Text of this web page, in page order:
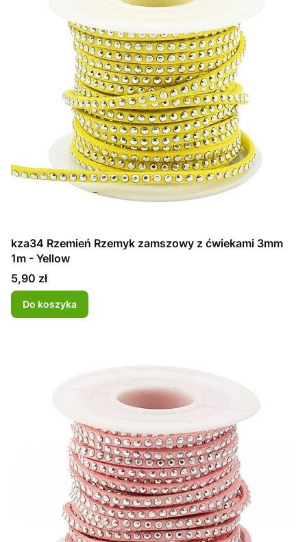
kza34 Rzemień Rzemyk zamszowy z ćwiekami 3mm
1m - Yellow
Cena
5,90 zł
Do koszyka